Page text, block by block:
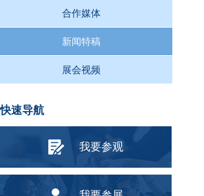
合作媒体
新闻特稿
展会视频
快速导航
我要参观